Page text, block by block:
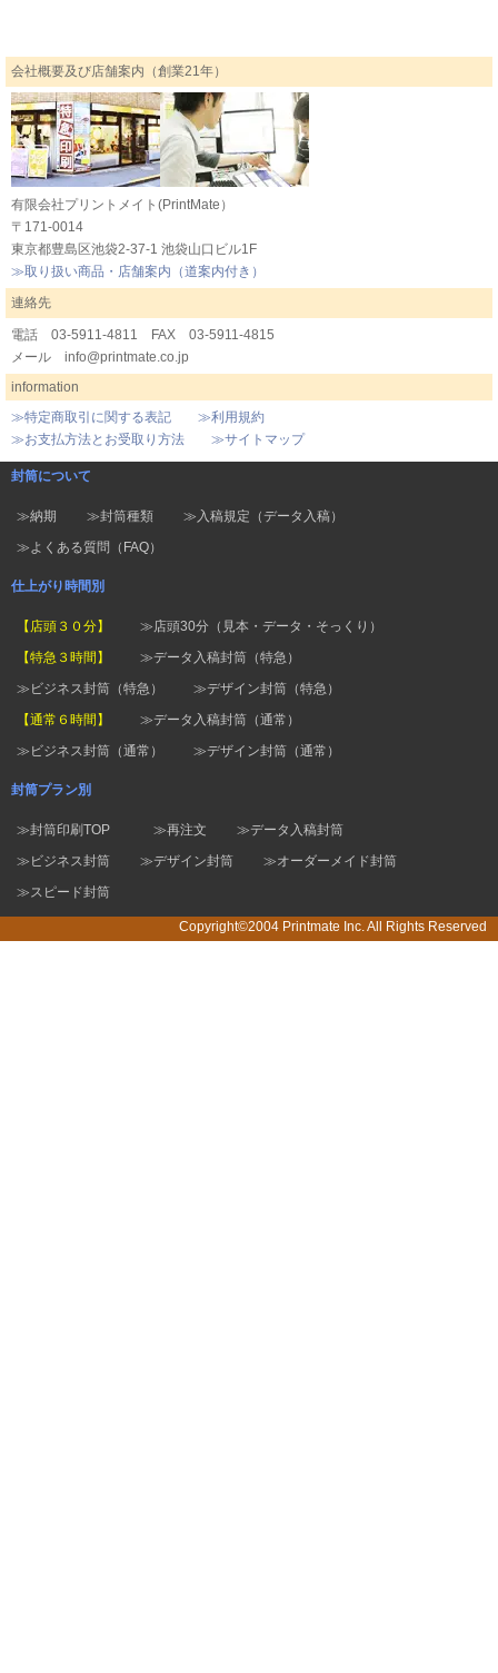
会社概要及び店舗案内（創業21年）
有限会社プリントメイト(PrintMate）
〒171-0014
東京都豊島区池袋2-37-1 池袋山口ビル1F
≫取り扱い商品・店舗案内（道案内付き）
連絡先
電話 03-5911-4811 FAX 03-5911-4815
メール info@printmate.co.jp
information
≫特定商取引に関する表記
≫利用規約
≫お支払方法とお受取り方法
≫サイトマップ
封筒について
≫納期 ≫封筒種類
≫入稿規定（データ入稿）
≫よくある質問（FAQ）
仕上がり時間別
【店頭３０分】
≫店頭30分（見本・データ・そっくり）
【特急３時間】
≫データ入稿封筒（特急）
≫ビジネス封筒（特急）
≫デザイン封筒（特急）
【通常６時間】
≫データ入稿封筒（通常）
≫ビジネス封筒（通常）
≫デザイン封筒（通常）
封筒プラン別
≫封筒印刷TOP ≫再注文
≫データ入稿封筒
≫ビジネス封筒
≫デザイン封筒
≫オーダーメイド封筒
≫スピード封筒
Copyright©2004 Printmate Inc. All Rights Reserved